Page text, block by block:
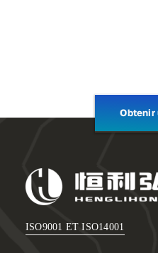
Obtenir
ISO9001 ET ISO14001